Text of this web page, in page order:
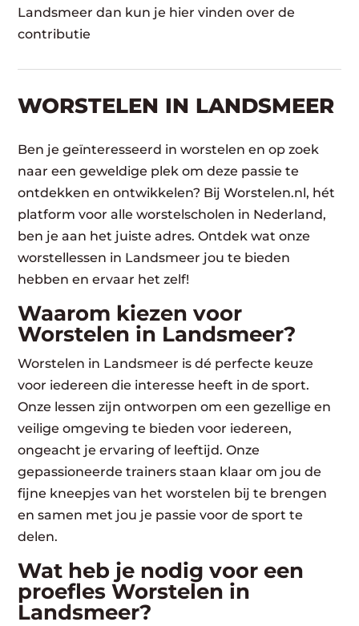
Landsmeer dan kun je hier vinden over de
contributie
WORSTELEN​ IN LANDSMEER
Ben je geïnteresseerd in worstelen en op zoek
naar een geweldige plek om deze passie te
ontdekken en ontwikkelen? Bij Worstelen.nl, hét
platform voor alle worstelscholen in Nederland,
ben je aan het juiste adres. Ontdek wat onze
worstellessen in Landsmeer jou te bieden
hebben en ervaar het zelf!
Waarom kiezen voor
Worstelen in Landsmeer?
Worstelen in Landsmeer is dé perfecte keuze
voor iedereen die interesse heeft in de sport.
Onze lessen zijn ontworpen om een gezellige en
veilige omgeving te bieden voor iedereen,
ongeacht je ervaring of leeftijd. Onze
gepassioneerde trainers staan klaar om jou de
fijne kneepjes van het worstelen bij te brengen
en samen met jou je passie voor de sport te
delen.
Wat heb je nodig voor een
proefles Worstelen in
Landsmeer?